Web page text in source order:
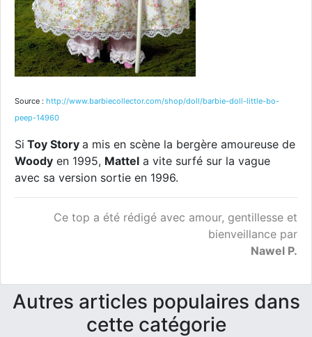
Source : http://www.barbiecollector.com/shop/doll/barbie-doll-little-bo-
peep-14960
Si Toy Story a mis en scène la bergère amoureuse de
Woody en 1995, Mattel a vite surfé sur la vague
avec sa version sortie en 1996.
Ce top a été rédigé avec amour, gentillesse et
bienveillance par
Nawel P.
Autres articles populaires dans
cette catégorie